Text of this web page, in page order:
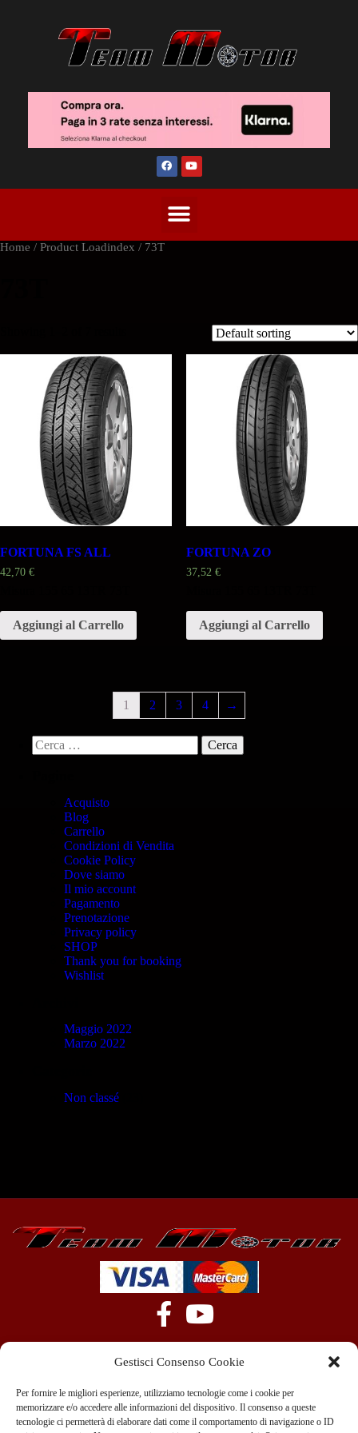
Gestisci Consenso Cookie
Per fornire le migliori esperienze, utilizziamo tecnologie come i cookie per
memorizzare e/o accedere alle informazioni del dispositivo. Il consenso a queste
tecnologie ci permetterà di elaborare dati come il comportamento di navigazione o ID
Home / Product Loadindex / 73T
FORTUNA FS ALL
42,70 €
Aggiungi al Carrello
FORTUNA ZO
37,52 €
Aggiungi al Carrello
1 2 3 4 →
Acquisto
Blog
Carrello
Condizioni di Vendita
Cookie Policy
Dove siamo
Il mio account
Pagamento
Prenotazione
Privacy policy
SHOP
Thank you for booking
Wishlist
Maggio 2022
Marzo 2022
Non classé